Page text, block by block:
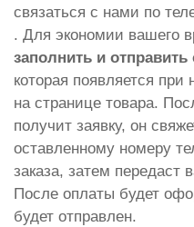
связаться с нами по
. Для экономии вашего
заполнить и
которая появляется при
на странице товара.
получит заявку, он
оставленному номеру
заказа, затем
После оплаты будет
будет отправлен.